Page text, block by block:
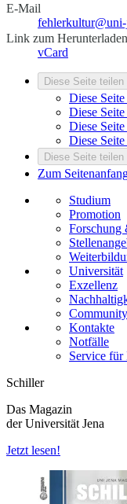
E-Mail
Link zum
vCard
Diese Seite teilen
Diese
Diese
Diese
Diese
Diese Seite teilen
Zum
Studium
Promotion
Forschung
Universität
Exzellenz
Community
Kontakte
Notfälle
Service für
Schiller
Das Magazin
der Universität Jena
Jetzt lesen!